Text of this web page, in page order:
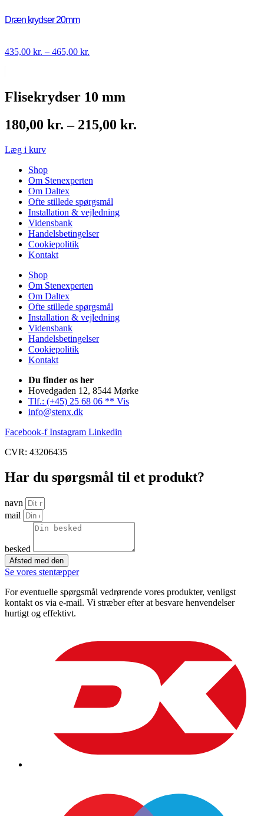
Dræn krydser 20mm
435,00 kr. – 465,00 kr.
Flisekrydser 10 mm
180,00 kr. – 215,00 kr.
Læg i kurv
Shop
Om Stenexperten
Om Daltex
Ofte stillede spørgsmål
Installation & vejledning
Vidensbank
Handelsbetingelser
Cookiepolitik
Kontakt
Shop
Om Stenexperten
Om Daltex
Ofte stillede spørgsmål
Installation & vejledning
Vidensbank
Handelsbetingelser
Cookiepolitik
Kontakt
Du finder os her
Hovedgaden 12, 8544 Mørke
Tlf.: (+45) 25 68 06 ** Vis
info@stenx.dk
Facebook-f Instagram Linkedin
CVR: 43206435
Har du spørgsmål til et produkt?
navn
mail
besked
Afsted med den
Se vores stentæpper
For eventuelle spørgsmål vedrørende vores produkter, venligst
kontakt os via e-mail. Vi stræber efter at besvare henvendelser
hurtigt og effektivt.